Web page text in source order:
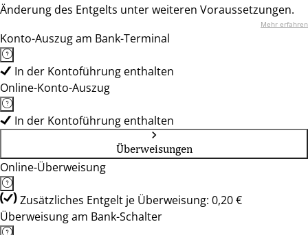
Änderung des Entgelts unter weiteren Voraussetzungen.
Mehr erfahren
Konto-Auszug am Bank-Terminal
In der Kontoführung enthalten
Online-Konto-Auszug
In der Kontoführung enthalten
Überweisungen
Online-Überweisung
Zusätzliches Entgelt je Überweisung: 0,20 €
Überweisung am Bank-Schalter